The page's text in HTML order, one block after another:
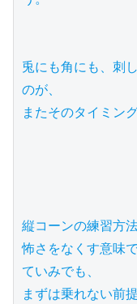
兎にも角にも、刺
のが、
またそのタイミン
縦コーンの練習方
怖さをなくす意味
ていみでも、
まずは乗れない前